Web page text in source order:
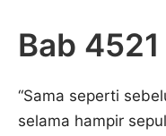
Bab 4521
“Sama seperti
selama hampir